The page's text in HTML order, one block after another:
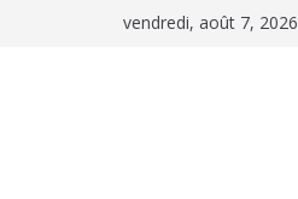
vendredi, août 7, 2026